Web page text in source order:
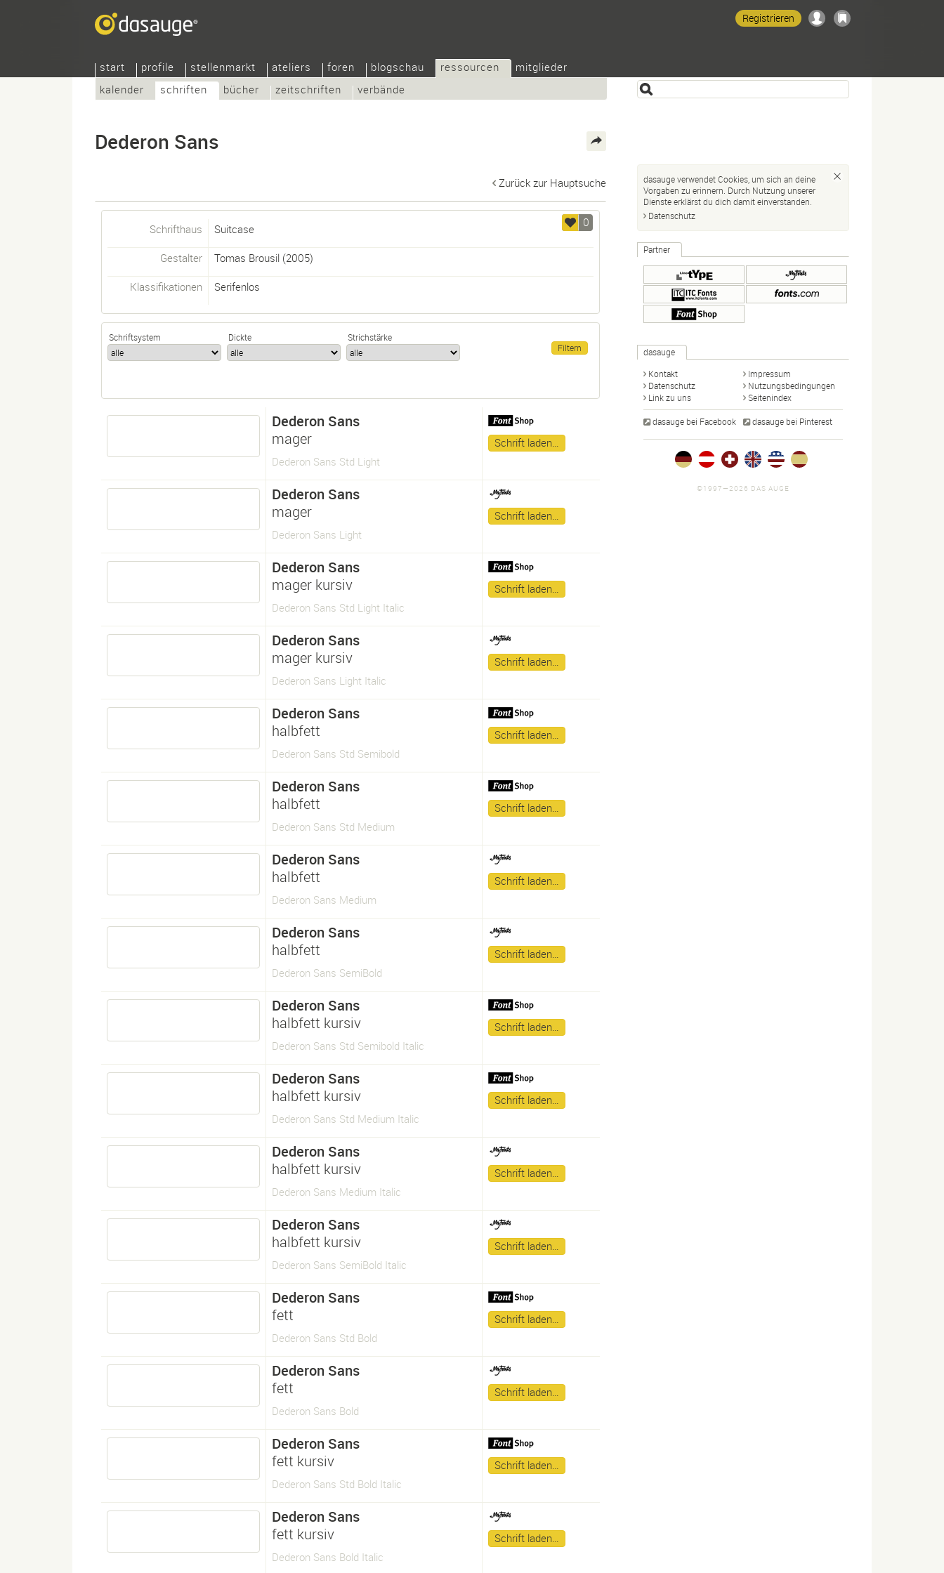
start profile stellenmarkt ateliers foren blogschau
ressourcen
kalender
schriften bücher zeitschriften verbände
mitglieder
Registrieren
Dederon Sans
Zurück zur Hauptsuche
0
Schrifthaus Suitcase
Gestalter Tomas Brousil(2005)
Klassifikationen Serifenlos
Schriftsystem Dickte Strichstärke
Dederon Sans
mager
Dederon Sans Std Light
Schrift laden…
Dederon Sans
mager
Dederon Sans Light
Schrift laden…
Dederon Sans
mager kursiv
Dederon Sans Std Light Italic
Schrift laden…
Dederon Sans
mager kursiv
Dederon Sans Light Italic
Schrift laden…
Dederon Sans
halbfett
Dederon Sans Std Semibold
Schrift laden…
Dederon Sans
halbfett
Dederon Sans Std Medium
Schrift laden…
Dederon Sans
halbfett
Dederon Sans Medium
Schrift laden…
Dederon Sans
halbfett
Dederon Sans SemiBold
Schrift laden…
Dederon Sans
halbfett kursiv
Dederon Sans Std Semibold Italic
Schrift laden…
Dederon Sans
halbfett kursiv
Dederon Sans Std Medium Italic
Schrift laden…
Dederon Sans
halbfett kursiv
Dederon Sans Medium Italic
Schrift laden…
Dederon Sans
halbfett kursiv
Dederon Sans SemiBold Italic
Schrift laden…
Dederon Sans
fett
Dederon Sans Std Bold
Schrift laden…
Dederon Sans
fett
Dederon Sans Bold
Schrift laden…
Dederon Sans
fett kursiv
Dederon Sans Std Bold Italic
Schrift laden…
Dederon Sans
fett kursiv
Dederon Sans Bold Italic
Schrift laden…
dasauge verwendet Cookies, um sich an deine
Vorgaben zu erinnern. Durch Nutzung unserer
Dienste erklärst du dich damit einverstanden.
Datenschutz
Partner
dasauge
Kontakt
Impressum
Datenschutz
Nutzungsbedingungen
Link zu uns
Seitenindex
dasauge bei Facebook dasauge bei Pinterest
©1997—2026 DAS AUGE